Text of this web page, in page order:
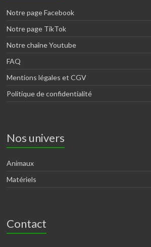
Notre page Facebook
Notre page TikTok
Notre chaîne Youtube
FAQ
Mentions légales et CGV
Politique de confidentialité
Nos univers
Animaux
Matériels
Contact